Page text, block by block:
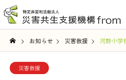
お知らせ 災害救援 河野小学
災害救援